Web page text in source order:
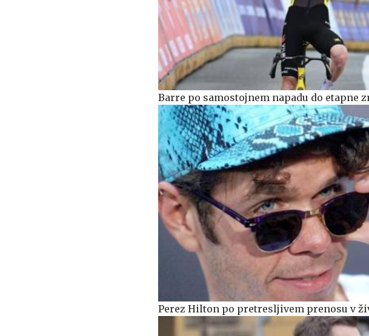
Barre po samostojnem napadu do
Perez Hilton po pretresljivem prenosu v